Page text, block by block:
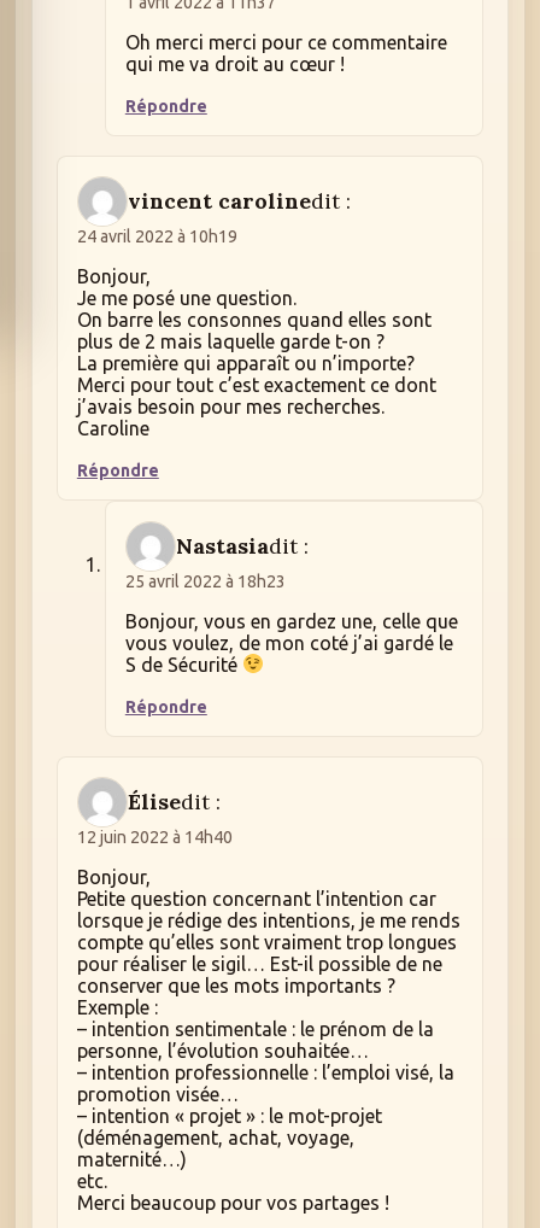
Oh merci merci pour ce commentaire
qui me va droit au cœur !
Répondre
vincent carolinedit :
24 avril 2022 à 10h19
Bonjour,
Je me posé une question.
On barre les consonnes quand elles sont
plus de 2 mais laquelle garde t-on ?
La première qui apparaît ou n’importe?
Merci pour tout c’est exactement ce dont
j’avais besoin pour mes recherches.
Caroline
Répondre
Nastasiadit :
25 avril 2022 à 18h23
Bonjour, vous en gardez une, celle que
vous voulez, de mon coté j’ai gardé le
S de Sécurité
Répondre
Élisedit :
12 juin 2022 à 14h40
Bonjour,
Petite question concernant l’intention car
lorsque je rédige des intentions, je me rends
compte qu’elles sont vraiment trop longues
pour réaliser le sigil… Est-il possible de ne
conserver que les mots importants ?
Exemple :
– intention sentimentale : le prénom de la
personne, l’évolution souhaitée…
– intention professionnelle : l’emploi visé, la
promotion visée…
– intention « projet » : le mot-projet
(déménagement, achat, voyage,
maternité…)
etc.
Merci beaucoup pour vos partages !